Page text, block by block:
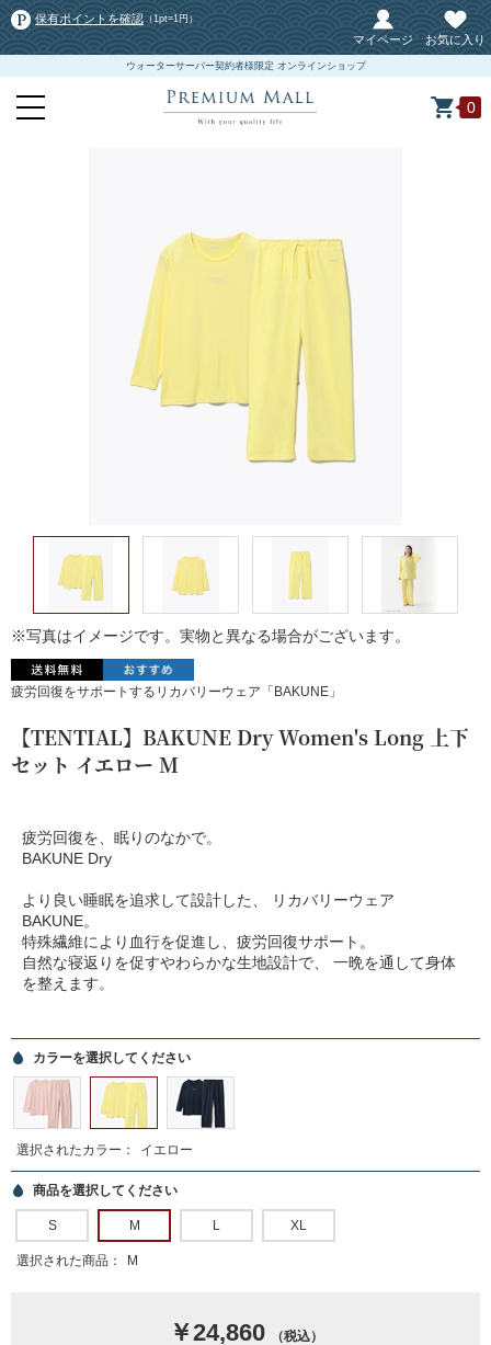
保有ポイントを確認 （1pt=1円）
マイページ お気に入り
ウォーターサーバー契約者様限定 オンラインショップ
0
※写真はイメージです。実物と異なる場合がございます。
疲労回復をサポートするリカバリーウェア「BAKUNE」
【TENTIAL】BAKUNE Dry Women's Long 上下
セット イエロー M
疲労回復を、眠りのなかで。
BAKUNE Dry
より良い睡眠を追求して設計した、 リカバリーウェア
BAKUNE。
特殊繊維により血行を促進し、疲労回復サポート。
自然な寝返りを促すやわらかな生地設計で、 一晩を通して身体
を整えます。
カラーを選択してください
選択されたカラー： イエロー
商品を選択してください
S M L XL
選択された商品： M
￥24,860 （税込）